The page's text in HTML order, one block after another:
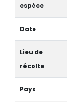
espèce
Date
Lieu de
récolte
Pays